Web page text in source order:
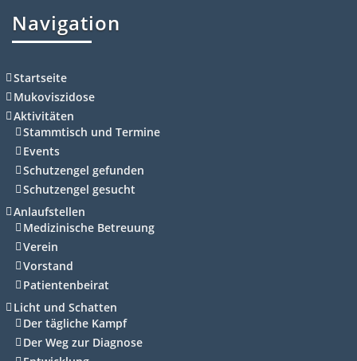
Navigation
Startseite
Mukoviszidose
Aktivitäten
Stammtisch und Termine
Events
Schutzengel gefunden
Schutzengel gesucht
Anlaufstellen
Medizinische Betreuung
Verein
Vorstand
Patientenbeirat
Licht und Schatten
Der tägliche Kampf
Der Weg zur Diagnose